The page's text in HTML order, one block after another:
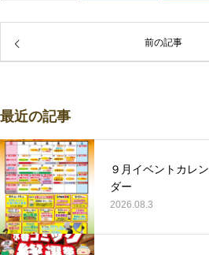
前の記事
最近の記事
９月イベントカレン
ダー
2026.08.3